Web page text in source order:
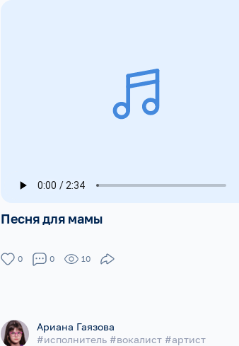
Песня для мамы
0 0 10
Ариана Гаязова
#исполнитель #вокалист #артист